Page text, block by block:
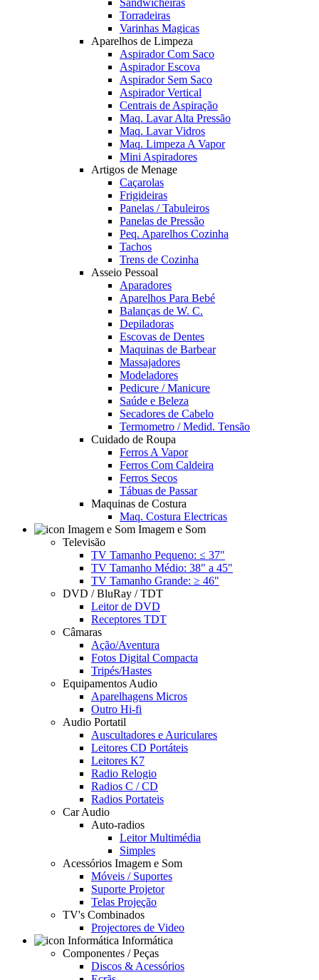
Sandwicheiras
Torradeiras
Varinhas Magicas
Aparelhos de Limpeza
Aspirador Com Saco
Aspirador Escova
Aspirador Sem Saco
Aspirador Vertical
Centrais de Aspiração
Maq. Lavar Alta Pressão
Maq. Lavar Vidros
Maq. Limpeza A Vapor
Mini Aspiradores
Artigos de Menage
Caçarolas
Frigideiras
Panelas / Tabuleiros
Panelas de Pressão
Peq. Aparelhos Cozinha
Tachos
Trens de Cozinha
Asseio Pessoal
Aparadores
Aparelhos Para Bebé
Balanças de W. C.
Depiladoras
Escovas de Dentes
Maquinas de Barbear
Massajadores
Modeladores
Pedicure / Manicure
Saúde e Beleza
Secadores de Cabelo
Termometro / Medid. Tensão
Cuidado de Roupa
Ferros A Vapor
Ferros Com Caldeira
Ferros Secos
Tábuas de Passar
Maquinas de Costura
Maq. Costura Electricas
Imagem e Som
Televisão
TV Tamanho Pequeno: ≤ 37"
TV Tamanho Médio: 38" a 45"
TV Tamanho Grande: ≥ 46"
DVD / BluRay / TDT
Leitor de DVD
Receptores TDT
Câmaras
Ação/Aventura
Fotos Digital Compacta
Tripés/Hastes
Equipamentos Audio
Aparelhagens Micros
Outro Hi-fi
Audio Portatil
Auscultadores e Auriculares
Leitores CD Portáteis
Leitores K7
Radio Relogio
Radios C / CD
Radios Portateis
Car Audio
Auto-radios
Leitor Multimédia
Simples
Acessórios Imagem e Som
Móveis / Suportes
Suporte Projetor
Telas Projeção
TV's Combinados
Projectores de Video
Informática
Componentes / Peças
Discos & Acessórios